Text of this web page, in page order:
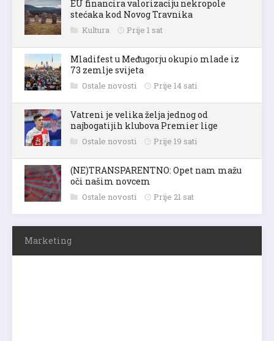
EU financira valorizaciju nekropole
stećaka kod Novog Travnika
Kultura Prije 1 sat
Mladifest u Međugorju okupio mlade iz
73 zemlje svijeta
Ostale novosti Prije 14 sati
Vatreni je velika želja jednog od
najbogatijih klubova Premier lige
Ostale novosti Prije 19 sati
(NE)TRANSPARENTNO: Opet nam mažu
oči našim novcem
Ostale novosti Prije 21 sat
Marketing